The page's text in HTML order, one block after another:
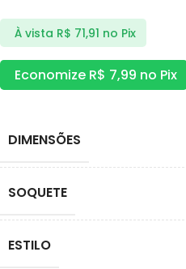
À vista R$ 71,91 no Pix
Economize R$ 7,99 no Pix
DIMENSÕES
SOQUETE
ESTILO